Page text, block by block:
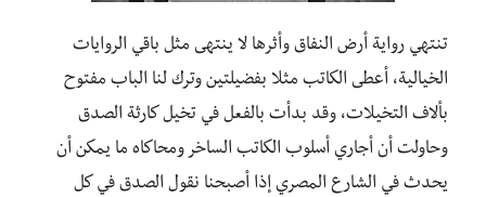
تنتهي رواية أرض النفاق وأثرها لا ينتهى مثل باقي الروايات
الخيالية، أعطى الكاتب مثلا بفضيلتين وترك لنا الباب مفتوح
بألاف التخيلات، وقد بدأت بالفعل في تخيل كارثة الصدق
وحاولت أن أجاري أسلوب الكاتب الساخر ومحاكاه ما يمكن أن
يحدث في الشارع المصري إذا أصبحنا نقول الصدق في كل